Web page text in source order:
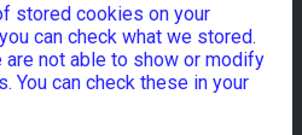
stored cookies on your
can check what we stored.
not able to show or modify
You can check these in your